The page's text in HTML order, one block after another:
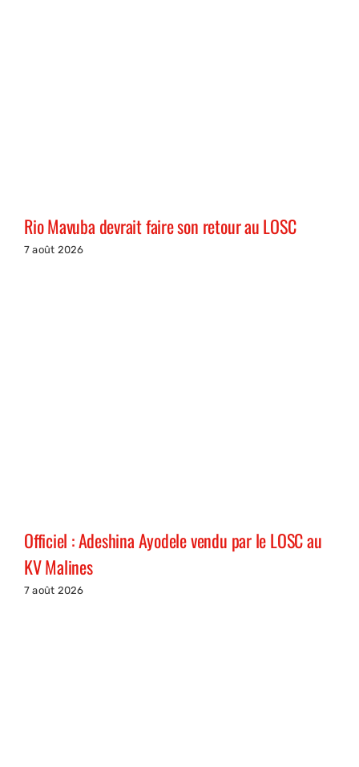
Rio Mavuba devrait faire son retour au LOSC
7 août 2026
Officiel : Adeshina Ayodele vendu par le LOSC au
KV Malines
7 août 2026